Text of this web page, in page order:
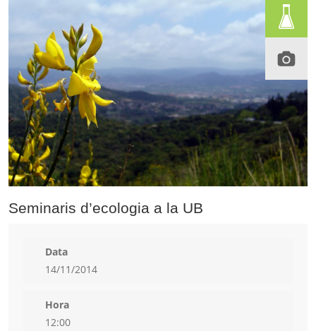
Seminaris d’ecologia a la UB
Data
14/11/2014
Hora
12:00